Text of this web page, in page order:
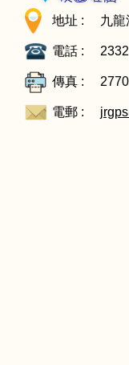
地址 : 九龍
電話 :
傳真 :
電郵 :